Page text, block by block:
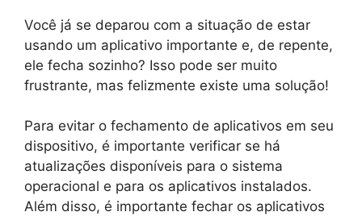
Você já se deparou com a situação de estar
usando um aplicativo importante e, de repente,
ele fecha sozinho? Isso pode ser muito
frustrante, mas felizmente existe uma solução!
Para evitar o fechamento de aplicativos em seu
dispositivo, é importante verificar se há
atualizações disponíveis para o sistema
operacional e para os aplicativos instalados.
Além disso, é importante fechar os aplicativos